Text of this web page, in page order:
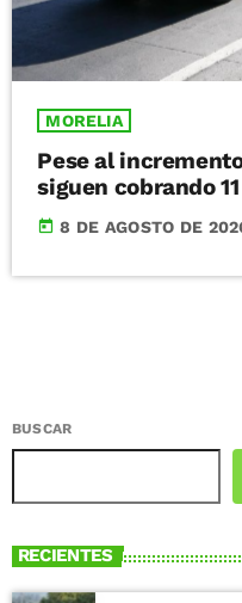
MORELIA
Pese al
siguen cobrando
today 8 DE AGOSTO DE
BUSCAR
RECIENTES